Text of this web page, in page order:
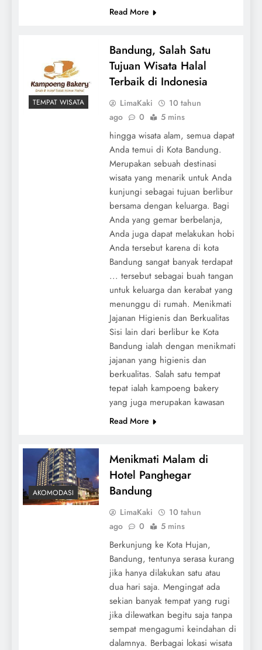
Read More
TEMPAT WISATA
Bandung, Salah Satu
Tujuan Wisata Halal
Terbaik di Indonesia
LimaKaki
10 tahun
ago
0 5 mins
hingga wisata alam, semua dapat
Anda temui di Kota Bandung.
Merupakan sebuah destinasi
wisata yang menarik untuk Anda
kunjungi sebagai tujuan berlibur
bersama dengan keluarga. Bagi
Anda yang gemar berbelanja,
Anda juga dapat melakukan hobi
Anda tersebut karena di kota
Bandung sangat banyak terdapat
... tersebut sebagai buah tangan
untuk keluarga dan kerabat yang
menunggu di rumah. Menikmati
Jajanan Higienis dan Berkualitas
Sisi lain dari berlibur ke Kota
Bandung ialah dengan menikmati
jajanan yang higienis dan
berkualitas. Salah satu tempat
tepat ialah kampoeng bakery
yang juga merupakan kawasan
Read More
AKOMODASI
Menikmati Malam di
Hotel Panghegar
Bandung
LimaKaki
10 tahun
ago
0 5 mins
Berkunjung ke Kota Hujan,
Bandung, tentunya serasa kurang
jika hanya dilakukan satu atau
dua hari saja. Mengingat ada
sekian banyak tempat yang rugi
jika dilewatkan begitu saja tanpa
sempat mengagumi keindahan di
dalamnya. Berbagai lokasi wisata